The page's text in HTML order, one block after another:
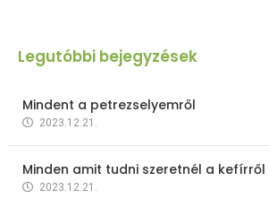
Legutóbbi bejegyzések
Mindent a petrezselyemről
2023.12.21.
Minden amit tudni szeretnél a kefírről
2023.12.21.